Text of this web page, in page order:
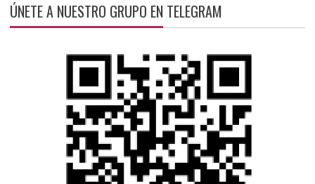
ÚNETE A NUESTRO GRUPO EN TELEGRAM